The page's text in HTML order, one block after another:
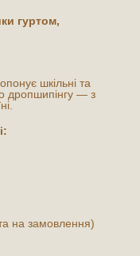
гуртом,
шкільні та
дропшипінгу — з
та на замовлення)